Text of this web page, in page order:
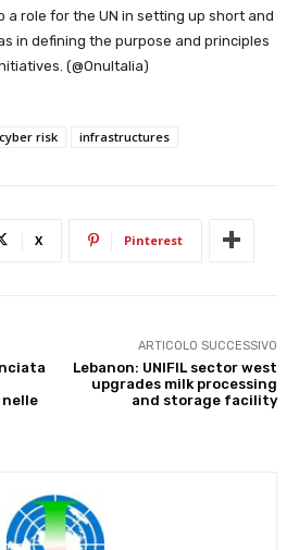
a role for the UN in setting up short and
in defining the purpose and principles
(@OnuItalia)
cyber risk infrastructures
X Pinterest
ARTICOLO SUCCESSIVO
Lebanon: UNIFIL sector west
upgrades milk processing
and storage facility